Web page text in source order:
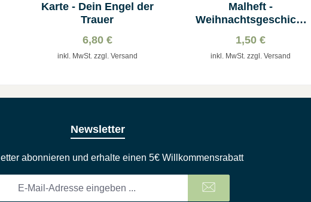
Karte - Dein Engel der
Trauer
6,80 €
inkl. MwSt. zzgl. Versand
Malheft -
Weihnachtsgeschicht
1,50 €
inkl. MwSt. zzgl. Versand
Newsletter
abonnieren und erhalte einen 5€ Willkommensrabatt